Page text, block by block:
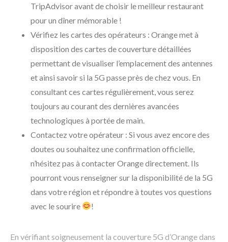
TripAdvisor avant de choisir le meilleur restaurant
pour un dîner mémorable !
Vérifiez les cartes des opérateurs : Orange met à
disposition des cartes de couverture détaillées
permettant de visualiser l’emplacement des antennes
et ainsi savoir si la 5G passe près de chez vous. En
consultant ces cartes régulièrement, vous serez
toujours au courant des dernières avancées
technologiques à portée de main.
Contactez votre opérateur : Si vous avez encore des
doutes ou souhaitez une confirmation officielle,
n’hésitez pas à contacter Orange directement. Ils
pourront vous renseigner sur la disponibilité de la 5G
dans votre région et répondre à toutes vos questions
avec le sourire
!
En vérifiant soigneusement la couverture 5G d’Orange dans